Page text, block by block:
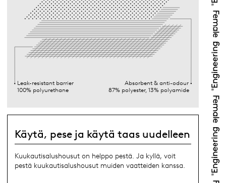
Leak-resistant barrier
100% polyurethane
Absorbent & anti-odour
87% polyester, 13% polyamide
Käytä, pese ja käytä taas uudelleen
Kuukautisalushousut on helppo pestä. Ja kyllä, voit
pestä kuukautisalushousut muiden vaatteiden kanssa.